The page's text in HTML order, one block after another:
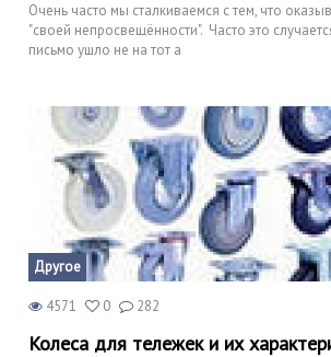
Очень часто мы сталкиваемся с тем, что
"своей непросвещённости". Часто это
письмо ушло не на тот а
Другое
4571 0 282
Колеса для тележек и их